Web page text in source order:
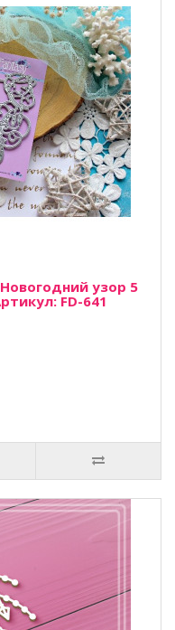
узор 5
FD-641